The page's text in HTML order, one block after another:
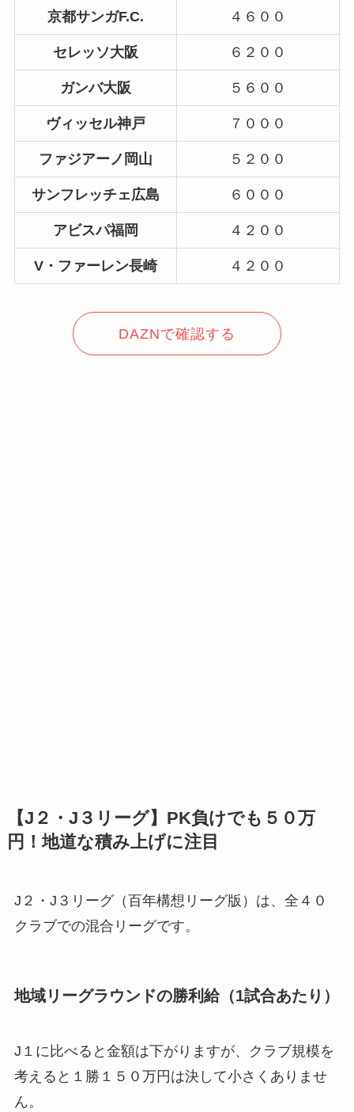
京都サンガF.C. ４６００
セレッソ大阪 ６２００
ガンバ大阪 ５６００
ヴィッセル神戸 ７０００
ファジアーノ岡山 ５２００
サンフレッチェ広島 ６０００
アビスパ福岡 ４２００
V・ファーレン長崎 ４２００
DAZNで確認する
【J２・J３リーグ】PK負けでも５０万
円！地道な積み上げに注目
J２・J３リーグ（百年構想リーグ版）は、全４０
クラブでの混合リーグです。
地域リーグラウンドの勝利給（1試合あたり）
J１に比べると金額は下がりますが、クラブ規模を
考えると１勝１５０万円は決して小さくありませ
ん。